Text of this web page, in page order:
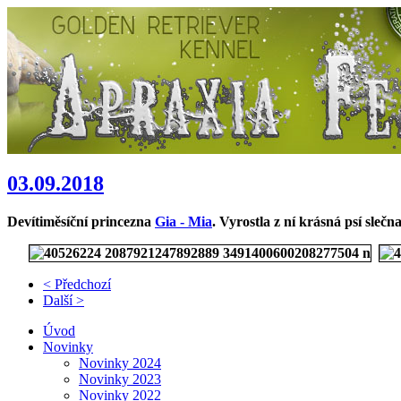
03.09.2018
Devítiměsíční princezna Gia - Mia. Vyrostla z ní krásná psí
< Předchozí
Další >
Úvod
Novinky
Novinky 2024
Novinky 2023
Novinky 2022